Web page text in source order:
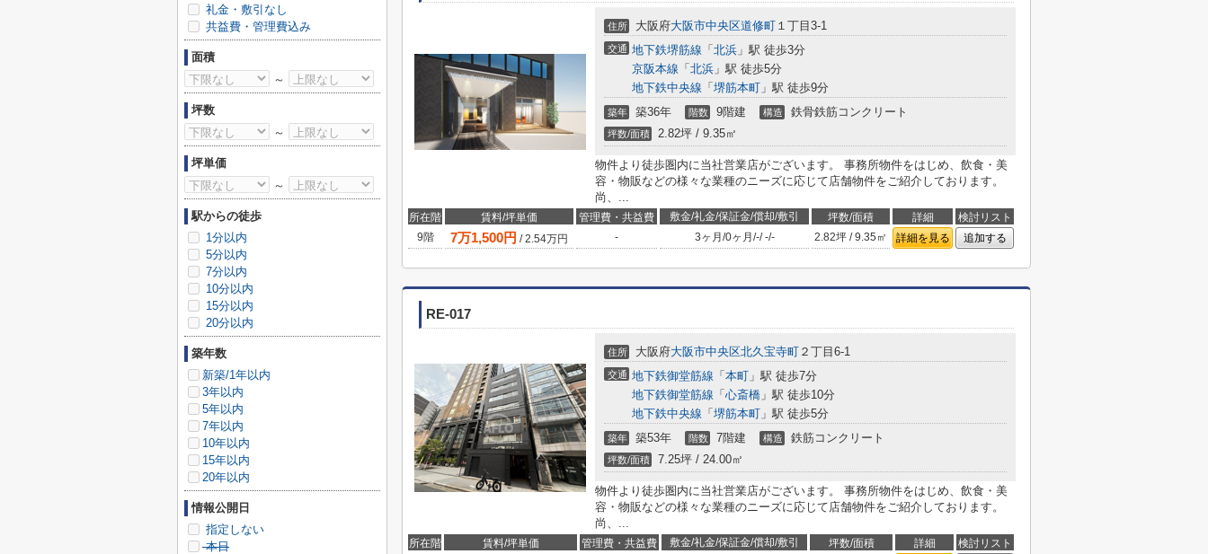
住所 大阪府大阪市中央区道修町 １丁目3-1
交通 地下鉄堺筋線 「 北浜 」駅 徒歩3分
京阪本線 「 北浜 」駅 徒歩5分
地下鉄中央線 「 堺筋本町 」駅 徒歩9分
築年 築36年 階数 9階建 構造 鉄骨鉄筋コンクリート
坪数/面積 2.82坪 / 9.35㎡
物件より徒歩圏内に当社営業店がございます。 事務所物件をはじめ、飲食・美
容・物販などの様々な業種のニーズに応じて店舗物件をご紹介しております。
尚、...
所在階 賃料/坪単価 管理費・共益費 敷金/礼金/保証金/償却/敷引 坪数/面積 詳細
検討リスト
9階
7万1,500円 /2.54万円 - 3ヶ月 /0ヶ月 /-/-/- 2.82坪 / 9.35㎡ 詳細を見る 追加する
RE-017
住所 大阪府大阪市中央区北久宝寺町 ２丁目6-1
交通 地下鉄御堂筋線 「 本町 」駅 徒歩7分
地下鉄御堂筋線 「 心斎橋 」駅 徒歩10分
地下鉄中央線 「 堺筋本町 」駅 徒歩5分
築年 築53年 階数 7階建 構造 鉄筋コンクリート
坪数/面積 7.25坪 / 24.00㎡
物件より徒歩圏内に当社営業店がございます。 事務所物件をはじめ、飲食・美
容・物販などの様々な業種のニーズに応じて店舗物件をご紹介しております。
尚、...
所在階 賃料/坪単価 管理費・共益費 敷金/礼金/保証金/償却/敷引 坪数/面積 詳細
検討リスト
礼金・敷引なし
共益費・管理費込み
面積
～
坪数
～
坪単価
～
駅からの徒歩
1分以内
5分以内
7分以内
10分以内
15分以内
20分以内
築年数
新築/1年以内
3年以内
5年以内
7年以内
10年以内
15年以内
20年以内
情報公開日
指定しない
本日